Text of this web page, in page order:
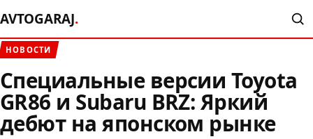
AVTOGARAJ.
НОВОСТИ
Специальные версии Toyota
GR86 и Subaru BRZ: Яркий
дебют на японском рынке